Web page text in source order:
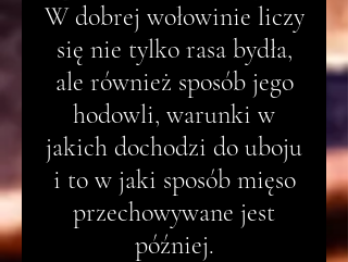
W dobrej wołowinie liczy
się nie tylko rasa bydła,
ale również sposób jego
hodowli, warunki w
jakich dochodzi do uboju
i to w jaki sposób mięso
przechowywane jest
później.